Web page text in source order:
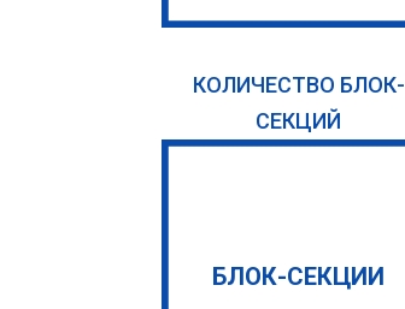
КОЛИЧЕСТВО БЛОК-
СЕКЦИЙ
БЛОК-СЕКЦИИ